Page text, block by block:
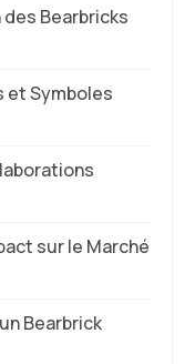
Bearbricks
et Symboles
sur le Marché
Bearbrick